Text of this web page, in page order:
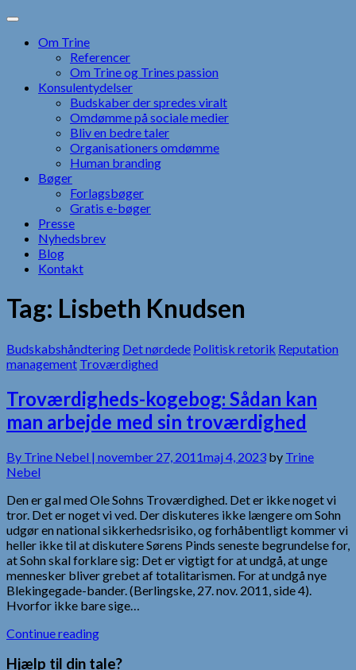
Skip
contentOm Trine
Referencer
Om Trine og Trines passion
Konsulentydelser
Budskaber der spredes viralt
Omdømme på sociale medier
Bliv en bedre taler
Organisationers omdømme
Human branding
Bøger
Forlagsbøger
Gratis e-bøger
Presse
Nyhedsbrev
Blog
Kontakt
Tag: Lisbeth Knudsen
Budskabshåndtering Det nørdede Politisk retorik Reputation
management Troværdighed
Troværdigheds-kogebog: Sådan kan
man arbejde med sin troværdighed
By Trine Nebel | november 27, 2011maj 4, 2023 by Trine
Nebel
Den er gal med Ole Sohns Troværdighed. Det er ikke noget vi
tror. Det er noget vi ved. Der diskuteres ikke længere om Sohn
udgør en national sikkerhedsrisiko, og forhåbentligt kommer vi
heller ikke til at diskutere Sørens Pinds seneste begrundelse for,
at Sohn skal forklare sig: Det er vigtigt for at undgå, at unge
mennesker bliver grebet af totalitarismen. For at undgå nye
Blekingegade-bander. (Berlingske, 27. nov. 2011, side 4).
Hvorfor ikke bare sige…
Continue reading
Hjælp til din tale?